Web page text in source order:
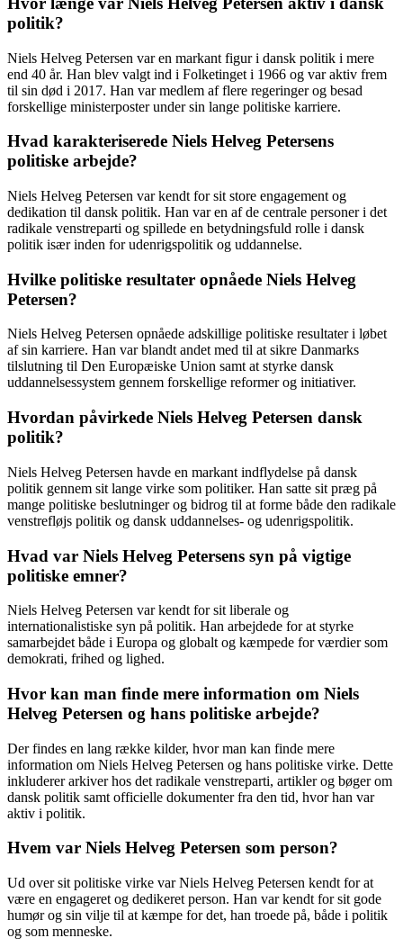
politik?
Niels Helveg Petersen var en markant figur i dansk politik i mere
end 40 år. Han blev valgt ind i Folketinget i 1966 og var aktiv frem
til sin død i 2017. Han var medlem af flere regeringer og besad
forskellige ministerposter under sin lange politiske karriere.
Hvad karakteriserede Niels Helveg Petersens
politiske arbejde?
Niels Helveg Petersen var kendt for sit store engagement og
dedikation til dansk politik. Han var en af de centrale personer i det
radikale venstreparti og spillede en betydningsfuld rolle i dansk
politik især inden for udenrigspolitik og uddannelse.
Hvilke politiske resultater opnåede Niels Helveg
Petersen?
Niels Helveg Petersen opnåede adskillige politiske resultater i løbet
af sin karriere. Han var blandt andet med til at sikre Danmarks
tilslutning til Den Europæiske Union samt at styrke dansk
uddannelsessystem gennem forskellige reformer og initiativer.
Hvordan påvirkede Niels Helveg Petersen dansk
politik?
Niels Helveg Petersen havde en markant indflydelse på dansk
politik gennem sit lange virke som politiker. Han satte sit præg på
mange politiske beslutninger og bidrog til at forme både den radikale
venstrefløjs politik og dansk uddannelses- og udenrigspolitik.
Hvad var Niels Helveg Petersens syn på vigtige
politiske emner?
Niels Helveg Petersen var kendt for sit liberale og
internationalistiske syn på politik. Han arbejdede for at styrke
samarbejdet både i Europa og globalt og kæmpede for værdier som
demokrati, frihed og lighed.
Hvor kan man finde mere information om Niels
Helveg Petersen og hans politiske arbejde?
Der findes en lang række kilder, hvor man kan finde mere
information om Niels Helveg Petersen og hans politiske virke. Dette
inkluderer arkiver hos det radikale venstreparti, artikler og bøger om
dansk politik samt officielle dokumenter fra den tid, hvor han var
aktiv i politik.
Hvem var Niels Helveg Petersen som person?
Ud over sit politiske virke var Niels Helveg Petersen kendt for at
være en engageret og dedikeret person. Han var kendt for sit gode
humør og sin vilje til at kæmpe for det, han troede på, både i politik
og som menneske.